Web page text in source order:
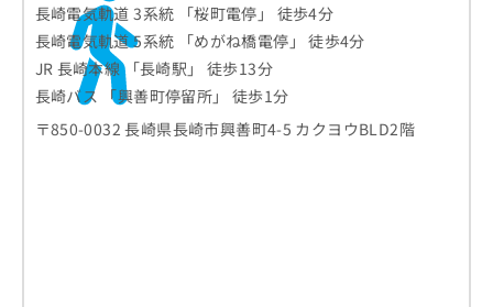
長崎電気軌道 3系統 「桜町電停」 徒歩4分
長崎電気軌道 5系統 「めがね橋電停」 徒歩4分
JR 長崎本線 「長崎駅」 徒歩13分
長崎バス 「興善町停留所」 徒歩1分
〒850-0032 長崎県長崎市興善町4-5 カクヨウBLD2階